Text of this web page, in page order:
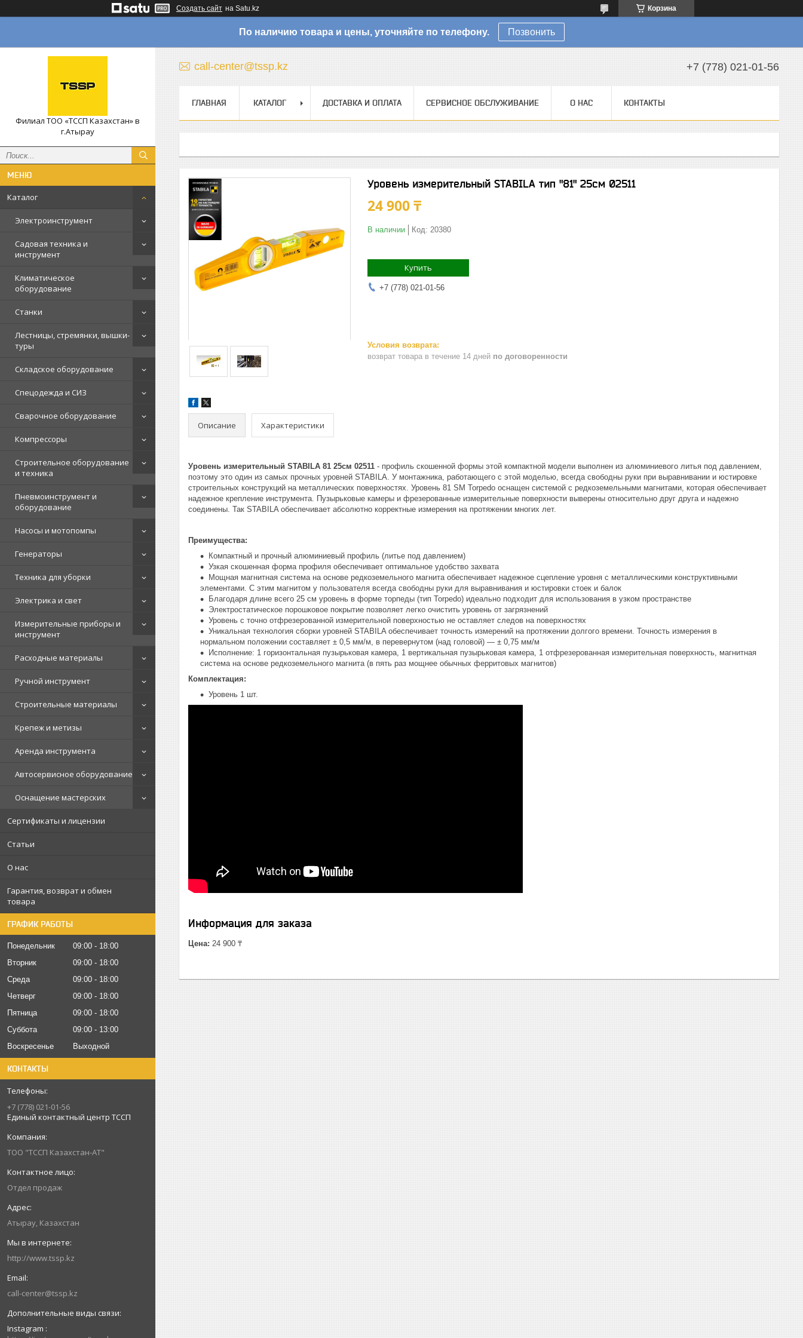
Создать сайт на Satu.kz Корзина
По наличию товара и цены, уточняйте по телефону. Позвонить
Филиал ТОО «ТССП Казахстан» в
г.Атырау
Каталог
Электроинструмент
Садовая техника и
инструмент
Климатическое
оборудование
Станки
Лестницы, стремянки, вышки-
туры
Складское оборудование
Спецодежда и СИЗ
Сварочное оборудование
Компрессоры
Строительное оборудование
и техника
Пневмоинструмент и
оборудование
Насосы и мотопомпы
Генераторы
Техника для уборки
Электрика и свет
Измерительные приборы и
инструмент
Расходные материалы
Ручной инструмент
Строительные материалы
Крепеж и метизы
Аренда инструмента
Автосервисное оборудование
Оснащение мастерских
Сертификаты и лицензии
Статьи
О нас
Гарантия, возврат и обмен
товара
ГРАФИК РАБОТЫ
Понедельник 09:00
18:00
Вторник
09:00
18:00
Среда
09:00
18:00
Четверг
09:00
18:00
Пятница
09:00
18:00
Суббота
09:00
13:00
Воскресенье
Выходной
КОНТАКТЫ
+7 (778) 021-01-56
Единый контактный центр ТССП
ТОО "ТССП Казахстан-АТ"
Отдел продаж
Атырау, Казахстан
http://www.tssp.kz
call-center@tssp.kz
Instagram
call-center@tssp.kz +7 (778) 021-01-56
ГЛАВНАЯ КАТАЛОГ ДОСТАВКА И ОПЛАТА СЕРВИСНОЕ ОБСЛУЖИВАНИЕ О НАС КОНТАКТЫ
Уровень измерительный STABILA тип "81" 25см 02511
24 900 ₸
В наличии Код: 20380
Купить
+7 (778) 021-01-56
возврат товара в течение 14 дней по договоренности
Описание Характеристики
Уровень измерительный STABILA 81 25см 02511 - профиль скошенной формы этой компактной модели выполнен из алюминиевого литья под давлением,
поэтому это один из самых прочных уровней STABILA. У монтажника, работающего с этой моделью, всегда свободны руки при выравнивании и юстировке
строительных конструкций на металлических поверхностях. Уровень 81 SM Torpedo оснащен системой с редкоземельными магнитами, которая обеспечивает
надежное крепление инструмента. Пузырьковые камеры и фрезерованные измерительные поверхности выверены относительно друг друга и надежно
соединены. Так STABILA обеспечивает абсолютно корректные измерения на протяжении многих лет.
Преимущества:
Компактный и прочный алюминиевый профиль (литье под давлением)
Узкая скошенная форма профиля обеспечивает оптимальное удобство захвата
Мощная магнитная система на основе редкоземельного магнита обеспечивает надежное сцепление уровня с металлическими конструктивными
элементами. С этим магнитом у пользователя всегда свободны руки для выравнивания и юстировки стоек и балок
Благодаря длине всего 25 см уровень в форме торпеды (тип Torpedo) идеально подходит для использования в узком пространстве
Электростатическое порошковое покрытие позволяет легко очистить уровень от загрязнений
Уровень с точно отфрезерованной измерительной поверхностью не оставляет следов на поверхностях
Уникальная технология сборки уровней STABILA обеспечивает точность измерений на протяжении долгого времени. Точность измерения в
нормальном положении составляет ± 0,5 мм/м, в перевернутом (над головой) — ± 0,75 мм/м
Исполнение: 1 горизонтальная пузырьковая камера, 1 вертикальная пузырьковая камера, 1 отфрезерованная измерительная поверхность, магнитная
система на основе редкоземельного магнита (в пять раз мощнее обычных ферритовых магнитов)
Комплектация:
Уровень 1 шт.
Информация для заказа
Цена: 24 900 ₸